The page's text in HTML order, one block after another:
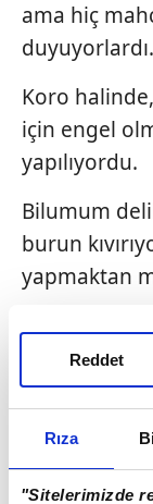
Rıza
"Sitelerimizde
Reddet
ama hiç
duyuyorlardı.
Koro
için engel
yapılıyordu.
Bilumum
burun
yapmaktan
Gerçekten
Daha dün
(jammer)
çekilen
edilen o